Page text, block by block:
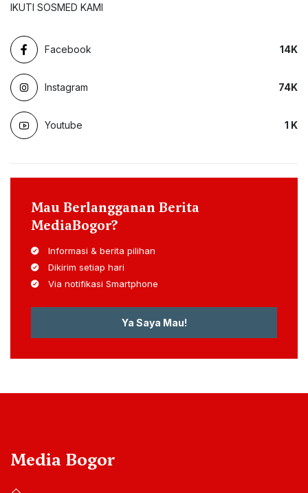
IKUTI SOSMED KAMI
Facebook 14K
Instagram 74K
Youtube 1 K
Mau Berlangganan Berita
MediaBogor?
Informasi & berita pilihan
Dikirim setiap hari
Via notifikasi Smartphone
Ya Saya Mau!
Media Bogor